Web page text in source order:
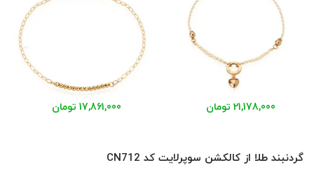
21,178,000 تومان 17,861,000 تومان
گردنبند طلا از کالکشن سوپرلایت کد CN712